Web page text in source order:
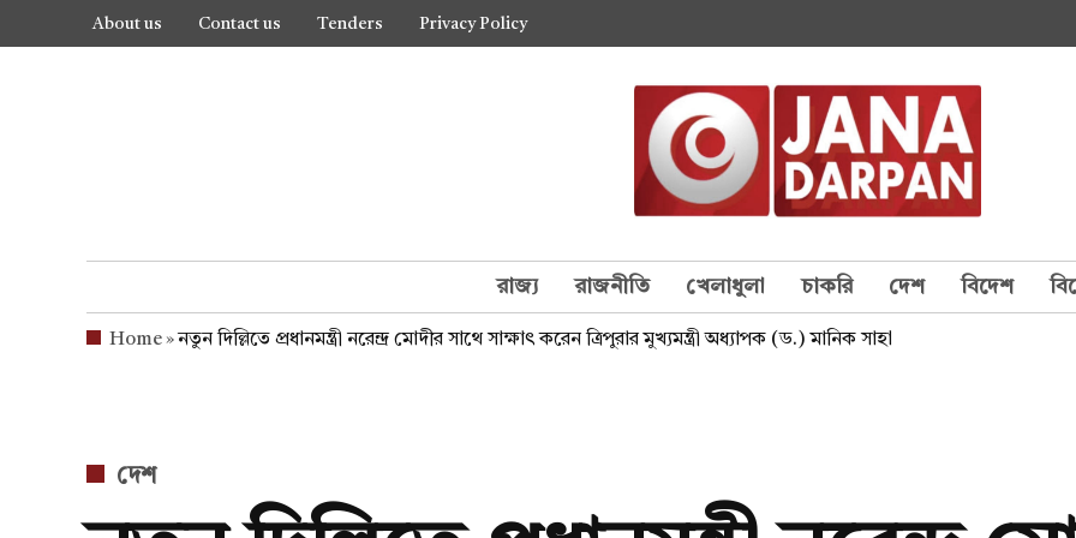
About us Contact us Tenders Privacy Policy
রাজ্য রাজনীতি খেলাধুলা চাকরি দেশ বিদেশ
Home»নতুন দিল্লিতে প্রধানমন্ত্রী নরেন্দ্র মোদীর সাথে সাক্ষাৎ করেন ত্রিপুরার মুখ্যমন্ত্রী অধ্যাপক (ড.) মানিক সাহা
POSTED
দেশ